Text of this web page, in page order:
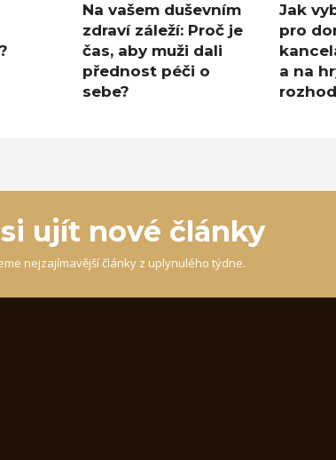
Na vašem duševním
zdraví záleží: Proč je
čas, aby muži dali
přednost péči o
sebe?
Jak
pro
a na
ujít nové články
nejzajímavější články z uplynulého týdne.